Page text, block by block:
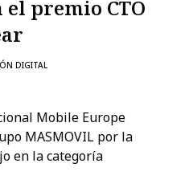
el premio CTO
DIGITAL
Mobile Europe
MASMOVIL por la
en la categoría